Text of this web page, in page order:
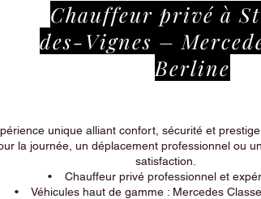
Chauffeur privé à
des-Vignes –
Berline
unique alliant confort, sécurité et
la journée, un déplacement professionnel ou
satisfaction.
• Chauffeur privé professionnel et
• Véhicules haut de gamme : Mercedes Classe